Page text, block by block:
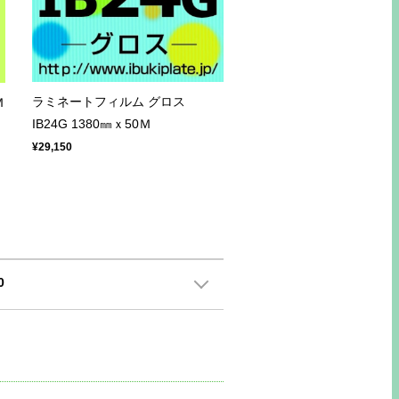
ラミネートフィルム グロス
IB24G 1380㎜ｘ50Ｍ
¥29,150